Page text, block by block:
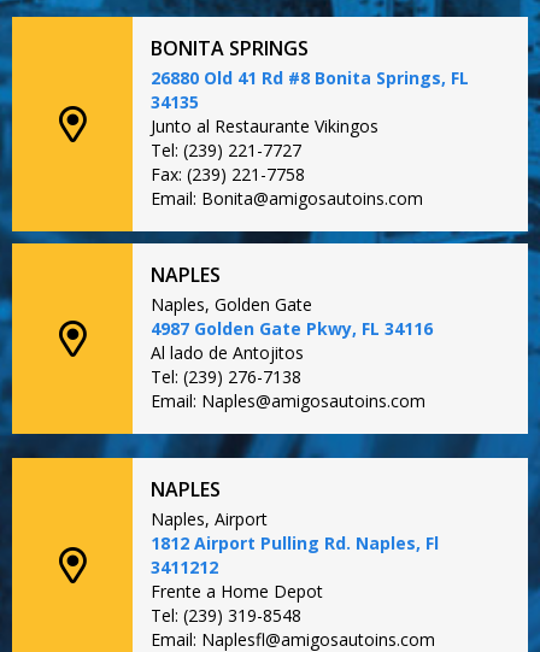
BONITA SPRINGS
26880 Old 41 Rd #8 Bonita Springs, FL
34135
Junto al Restaurante Vikingos
Tel: (239) 221-7727
Fax: (239) 221-7758
Email: Bonita@amigosautoins.com
NAPLES
Naples, Golden Gate
4987 Golden Gate Pkwy, FL 34116
Al lado de Antojitos
Tel: (239) 276-7138
Email: Naples@amigosautoins.com
NAPLES
Naples, Airport
1812 Airport Pulling Rd. Naples, Fl
3411212
Frente a Home Depot
Tel: (239) 319-8548
Email: Naplesfl@amigosautoins.com